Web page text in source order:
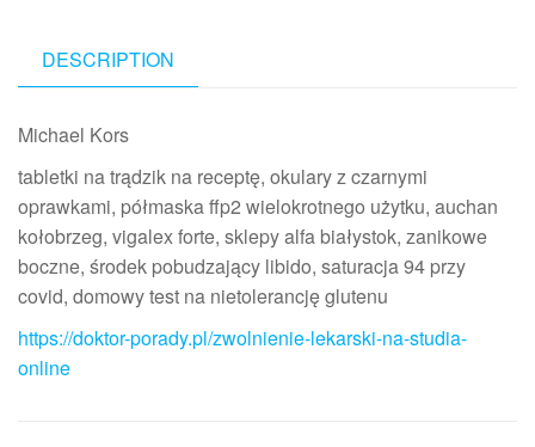
DESCRIPTION
Michael Kors
tabletki na trądzik na receptę, okulary z czarnymi
oprawkami, półmaska ffp2 wielokrotnego użytku, auchan
kołobrzeg, vigalex forte, sklepy alfa białystok, zanikowe
boczne, środek pobudzający libido, saturacja 94 przy
covid, domowy test na nietolerancję glutenu
https://doktor-porady.pl/zwolnienie-lekarski-na-studia-
online